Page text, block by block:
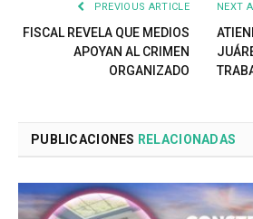
PREVIOUS ARTICLE
FISCAL REVELA QUE MEDIOS
APOYAN AL CRIMEN
ORGANIZADO
NEXT
PUBLICACIONES RELACIONADAS